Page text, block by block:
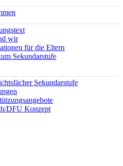
wir
für die Eltern
Sekundarstufe
Sekundarstufe
DFU Konzept